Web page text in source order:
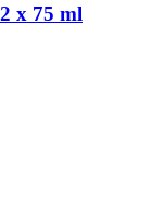
x 75 ml